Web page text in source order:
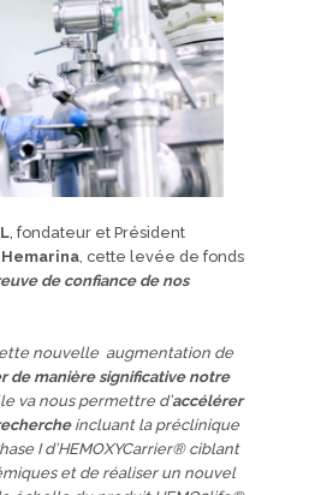
, fondateur et Président
Hemarina, cette levée de fonds
de confiance de nos
nouvelle augmentation de
de manière significative notre
va nous permettre d’accélérer
incluant la préclinique
I d’HEMOXYCarrier® ciblant
et de réaliser un nouvel